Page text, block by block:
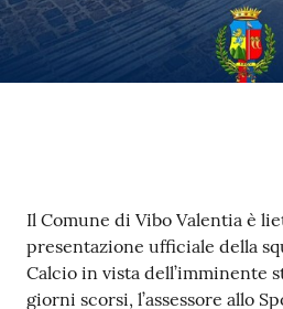
Contenuto
Il Comune di Vibo Valentia è
presentazione ufficiale della
Calcio in vista dell’imminente
giorni scorsi, l’assessore allo